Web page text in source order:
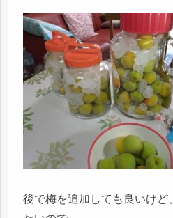
後で梅を追加しても良いけど